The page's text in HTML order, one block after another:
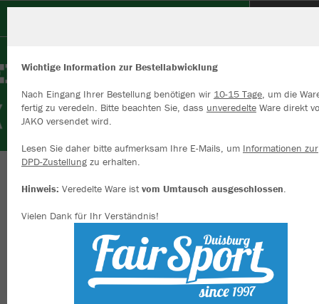
Herzlich willkommen im Vereinsshop der DJK
Arminia Klosterhardt 1923
Wichtige Information zur Bestellabwicklung
Nach Eingang Ihrer Bestellung benötigen wir 10-15 Tage, um die
fertig zu veredeln. Bitte beachten Sie, dass unveredelte Ware direkt
JAKO versendet wird.
Lesen Sie daher bitte aufmerksam Ihre E-Mails, um Informationen zur
DPD-Zustellung zu erhalten.
Hinweis: Veredelte Ware istvom Umtausch ausgeschlossen.
Vielen Dank für Ihr Verständnis!
Wir verwenden Cookies
Inhalte anzeigen und unsere Website verbessern. Weitere
zu den Cookies findest Du in den Einstellungen.
Alle akzeptieren
Alle ablehnen
mehr Infos
Datenschutz
Impressum